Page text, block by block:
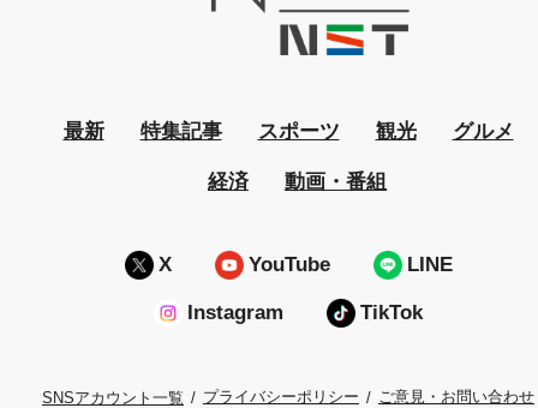
最新 特集記事 スポーツ 観光 グルメ
経済 動画・番組
X YouTube LINE
Instagram TikTok
SNSアカウント一覧 プライバシーポリシー ご意見・お問い合わせ